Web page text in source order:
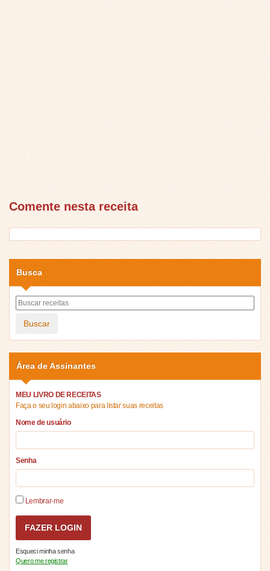
Comente nesta receita
Busca
Buscar
Área de Assinantes
MEU LIVRO DE RECEITAS
Faça o seu login abaixo para listar suas receitas
Nome de usuário
Senha
Lembrar-me
Esqueci minha senha
Quero me registrar